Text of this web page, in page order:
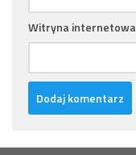
Witryna internetowa